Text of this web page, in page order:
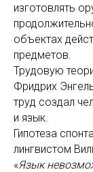
изготовлять
объектах
предметов.
Трудовую
Фридрих
труд создал
и язык.
Гипотеза
лингвистом
«Язык